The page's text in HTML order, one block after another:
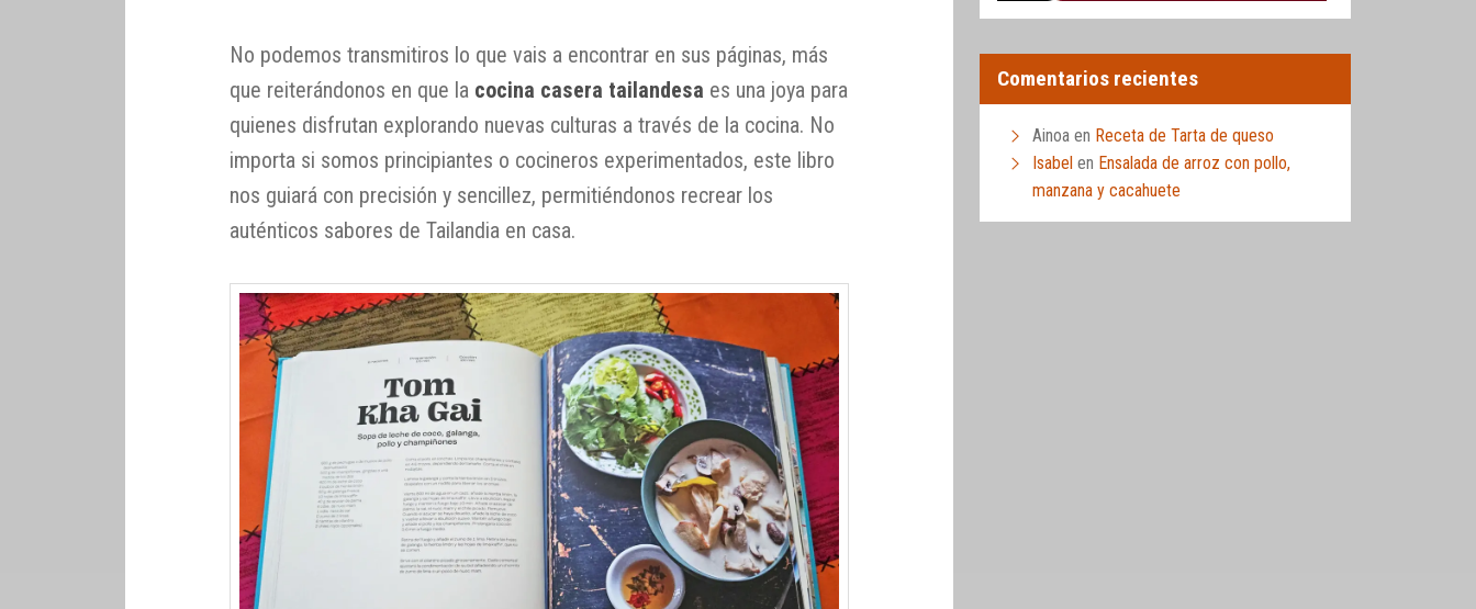
No podemos transmitiros lo que vais a encontrar en sus páginas, más
que reiterándonos en que la cocina casera tailandesa es una joya para
quienes disfrutan explorando nuevas culturas a través de la cocina. No
importa si somos principiantes o cocineros experimentados, este libro
nos guiará con precisión y sencillez, permitiéndonos recrear los
auténticos sabores de Tailandia en casa.
Comentarios recientes
Ainoa en Receta de Tarta de queso
Isabel en Ensalada de arroz con pollo,
manzana y cacahuete